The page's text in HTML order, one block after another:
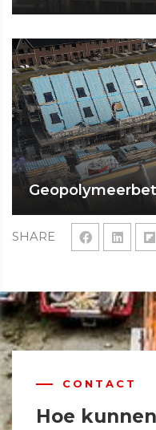
SHARE
CONTACT
Hoe